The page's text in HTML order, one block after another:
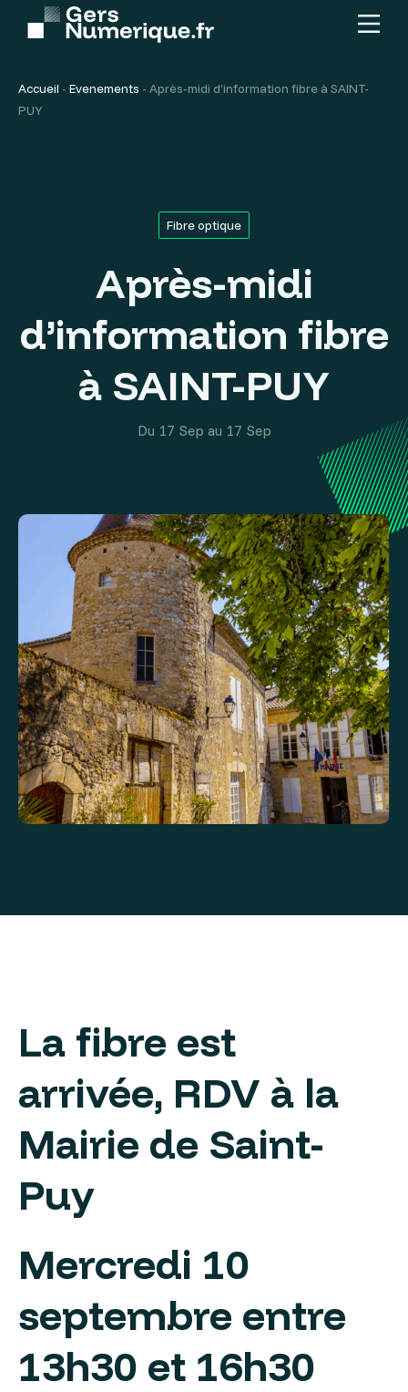
Contenu
principal
Menu
Accueil - Evenements - Après-midi d’information fibre à SAINT-
PUY
Fibre optique
Après-midi
d’information fibre
à SAINT-PUY
Du 17 Sep au 17 Sep
La fibre est
arrivée, RDV à la
Mairie de Saint-
Puy
Mercredi 10
septembre entre
13h30 et 16h30